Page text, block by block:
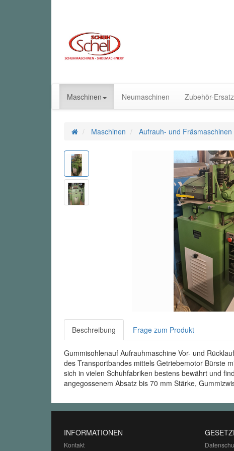
Maschinen Neumaschinen Zubehör-
Maschinen Aufrauh- und Fräsmaschinen
Beschreibung Frage zum Produkt
Gummisohlenauf Aufrauhmaschine Vor- und
des Transportbandes mittels Getriebemotor Bürste
sich in vielen Schuhfabriken bestens bewährt und
angegossenem Absatz bis 70 mm Stärke,
INFORMATIONEN
Kontakt